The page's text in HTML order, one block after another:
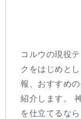
コルウの現役
クをはじめと
報、おすすめ
紹介します。
を仕立てるな